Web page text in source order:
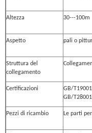
Altezza 30---100m
Aspetto pali o
Struttura del
collegamento
Certificazioni
GB/
GB/
Pezzi di ricambio Le parti